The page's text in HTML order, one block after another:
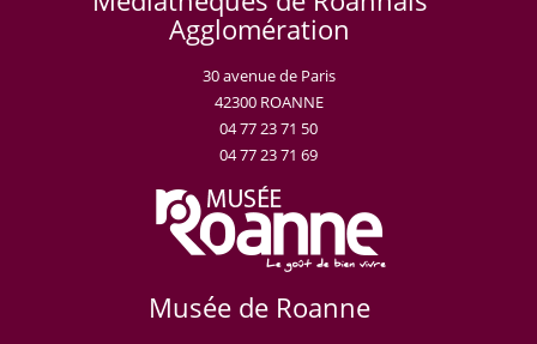
Agglomération
30 avenue de Paris
42300 ROANNE
04 77 23 71 50
04 77 23 71 69
Musée de Roanne